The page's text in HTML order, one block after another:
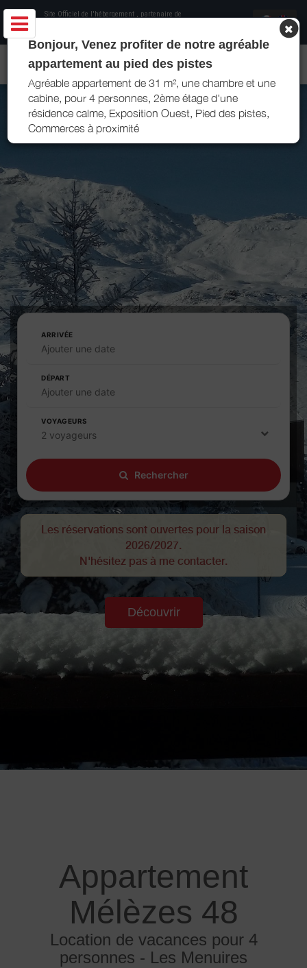
Site Officiel de l'hébergement , partenaire de
APPARTEMENT VIN 100 - LES MENUIRES
Bonjour, Venez profiter de notre agréable
appartement au pied des pistes
Agréable appartement de 31 m², une chambre et une
cabine, pour 4 personnes, 2ème étage d'une
résidence calme, Exposition Ouest, Pied des pistes,
Commerces à proximité
ARRIVÉE
Ajouter une date
DÉPART
Ajouter une date
VOYAGEURS
2 voyageurs
Rechercher
Les réservations sont ouvertes pour la saison
2026/2027.
N'hésitez pas à me contacter.
Découvrir
Appartement
Mélèzes 48
Location de vacances pour 4
personnes - Les Menuires